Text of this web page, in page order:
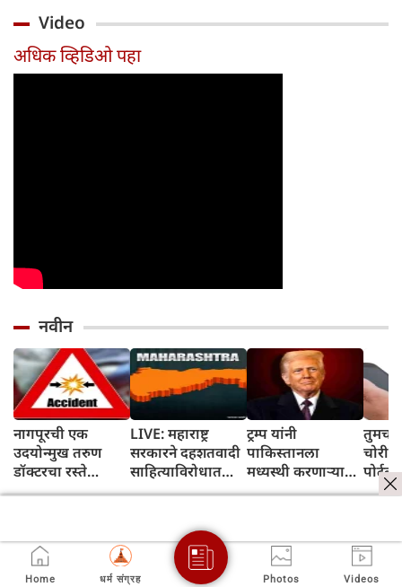
जाणून घ्या
संपतील आणि शुभ
दिवसांची सुरुवात
होईल
तुम्हाला ठाऊक
Video
अधिक व्हिडिओ पहा
नवीन
नागपूरची एक
उदयोन्मुख तरुण
डॉक्टरचा रस्ते
अपघातात मृत्यू
LIVE: महाराष्ट्र
सरकारने दहशतवादी
साहित्याविरोधात
मोठी कारवाई करत
ट्रम्प यांनी
पाकिस्तानला
मध्यस्थी करणाऱ्या
देशांच्या यादीतून
स्पष्टीकरण दिले
तुमचा
तो
Home धर्म संग्रह Photos Videos